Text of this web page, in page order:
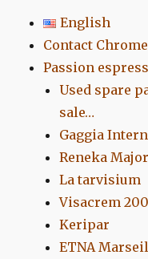
English
Contact
Passion
Used spare
sale…
Gaggia
Reneka Major
La tarvisium
Visacrem
Keripar
ETNA